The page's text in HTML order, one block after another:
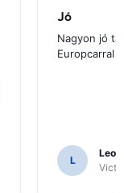
Jó
Nagyon jó
Europcarral
L